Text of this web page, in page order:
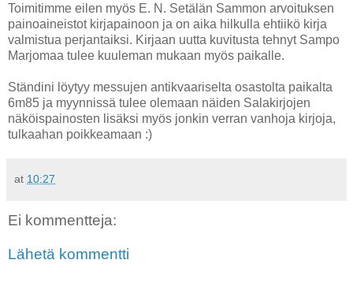
Toimitimme eilen myös E. N. Setälän Sammon arvoituksen
painoaineistot kirjapainoon ja on aika hilkulla ehtiikö kirja
valmistua perjantaiksi. Kirjaan uutta kuvitusta tehnyt Sampo
Marjomaa tulee kuuleman mukaan myös paikalle.
Ständini löytyy messujen antikvaariselta osastolta paikalta
6m85 ja myynnissä tulee olemaan näiden Salakirjojen
näköispainosten lisäksi myös jonkin verran vanhoja kirjoja,
tulkaahan poikkeamaan :)
at 10:27
Ei kommentteja:
Lähetä kommentti